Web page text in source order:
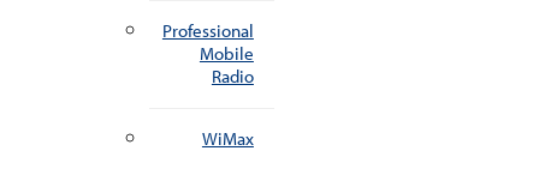
Professional
Mobile
Radio
WiMax